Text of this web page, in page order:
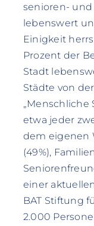
senioren-
lebenswert
Einigkeit
Prozent der
Stadt
Städte von
„Menschliche
etwa jeder
dem eigenen
(49%),
einer
BAT Stiftung
2.000